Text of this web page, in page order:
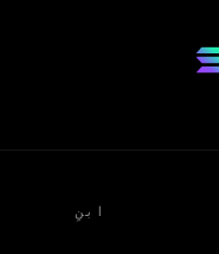
ابنِ